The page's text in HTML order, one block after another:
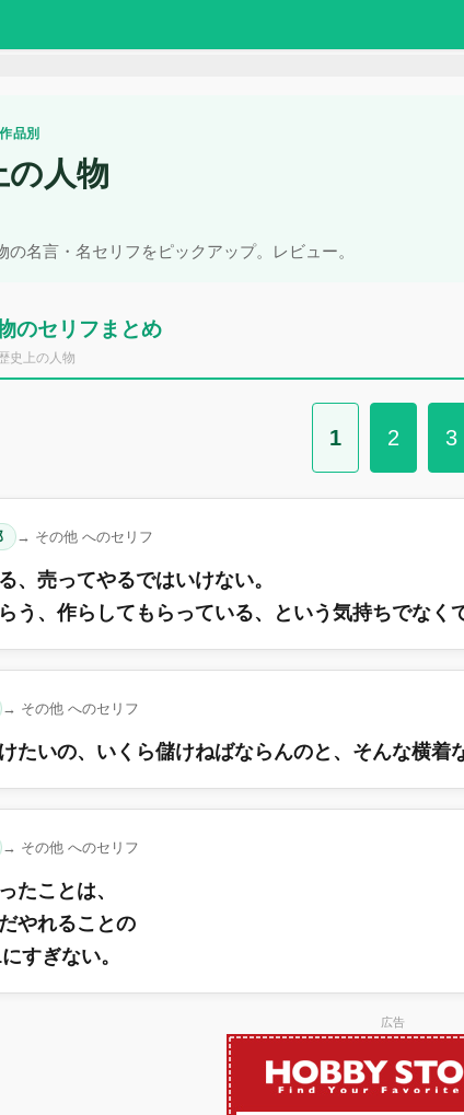
品別
の人物
の名言・名セリフをピックアップ。レビュー。
のセリフまとめ
史上の人物
1 2 3
→ その他 へのセリフ
、売ってやるではいけない。
う、作らしてもらっている、という気持ちでなく
→ その他 へのセリフ
たいの、いくら儲けねばならんのと、そんな横着
→ その他 へのセリフ
たことは、
やれることの
すぎない。
広告